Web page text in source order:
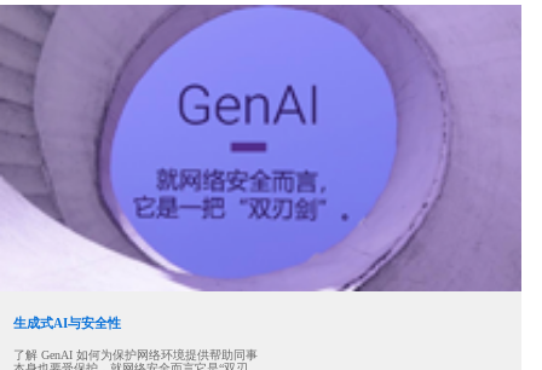
生成式AI与安全性
了解 GenAI 如何为保护网络环境提供帮助同事